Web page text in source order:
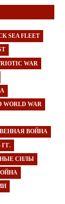
SEA FLEET
WAR
WORLD WAR
ВОЙНА
СИЛЫ